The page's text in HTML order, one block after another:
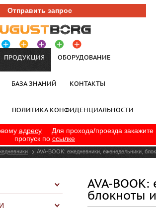
Отправить запрос
ПРОДУКЦИЯ ОБОРУДОВАНИЕ
БАЗА ЗНАНИЙ КОНТАКТЫ
ПОЛИТИКА КОНФИДЕНЦИАЛЬНОСТИ
адресу
Для прохода/проезда закажите
пропуск по ссылке
AVA-BOOK: ежедневники, еженедельники,
AVA-
блокноты